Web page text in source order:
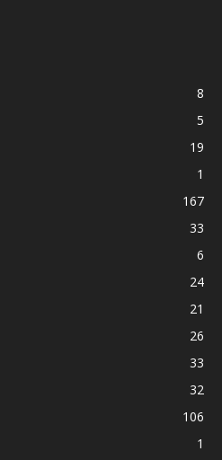
8
5
19
1
167
33
6
24
21
26
33
32
106
1